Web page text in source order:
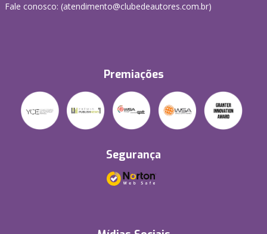
Fale conosco: (atendimento@clubedeautores.com.br)
Premiações
Segurança